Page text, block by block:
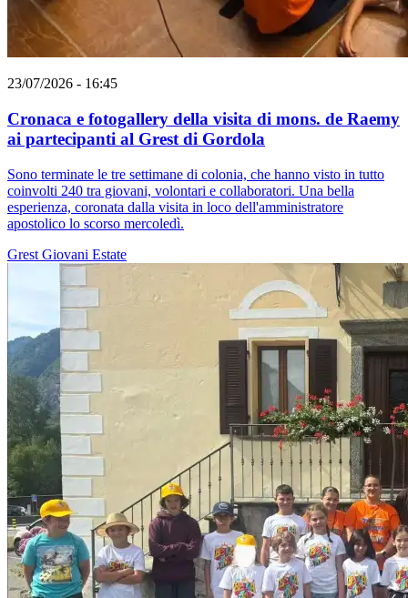
23/07/2026 - 16:45
Cronaca e fotogallery della visita di mons. de Raemy
ai partecipanti al Grest di Gordola
Sono terminate le tre settimane di colonia, che hanno visto in tutto
coinvolti 240 tra giovani, volontari e collaboratori. Una bella
esperienza, coronata dalla visita in loco dell'amministratore
apostolico lo scorso mercoledì.
Grest Giovani Estate